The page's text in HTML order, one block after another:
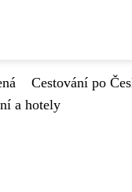
Cestování po
a hotely